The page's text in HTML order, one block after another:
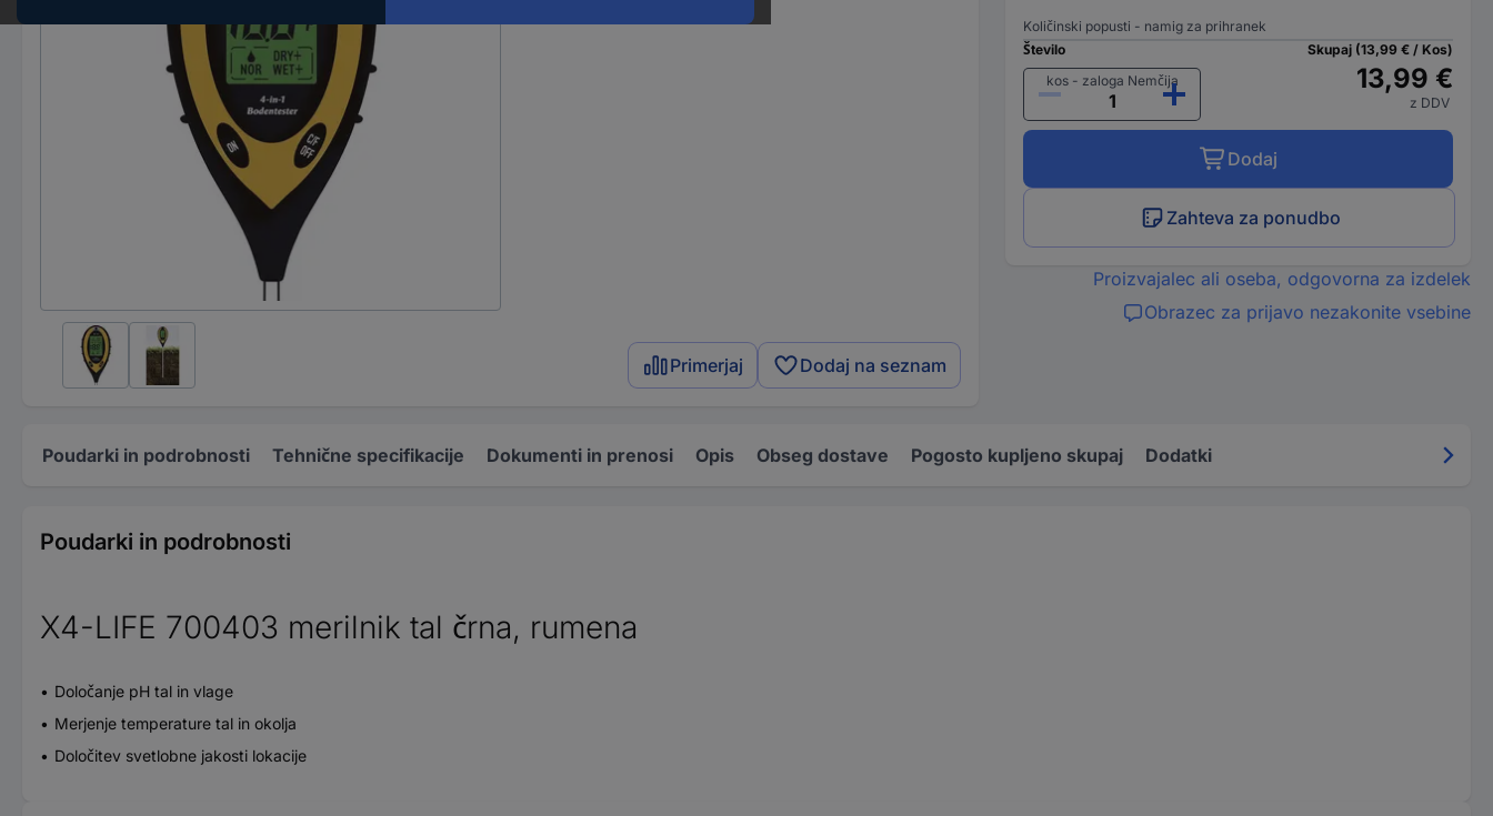
Primerjaj Dodaj na seznam
Količinski popusti - namig za prihranek
Število
kos - zaloga Nemčija
Skupaj (13,99 € / Kos)
13,99 €
z DDV
Dodaj
Zahteva za ponudbo
Proizvajalec ali oseba, odgovorna za izdelek
Obrazec za prijavo nezakonite vsebine
Poudarki in podrobnosti Tehnične specifikacije Dokumenti in prenosi Opis Obseg dostave Pogosto kupljeno skupaj Dodatki
Poudarki in podrobnosti
X4-LIFE 700403 merilnik tal črna, rumena
Določanje pH tal in vlage
Merjenje temperature tal in okolja
Določitev svetlobne jakosti lokacije